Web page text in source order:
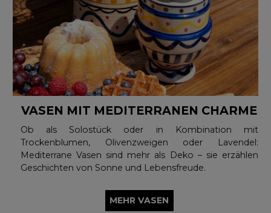
VASEN MIT MEDITERRANEN CHARME
Ob als Solostück oder in Kombination mit
Trockenblumen, Olivenzweigen oder Lavendel:
Mediterrane Vasen sind mehr als Deko – sie erzählen
Geschichten von Sonne und Lebensfreude.
MEHR VASEN